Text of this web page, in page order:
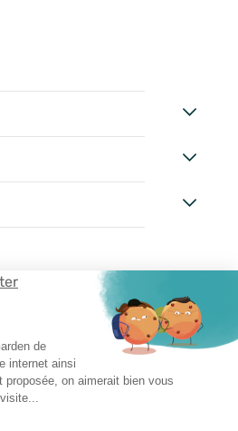
de
internet ainsi
on aimerait bien vous